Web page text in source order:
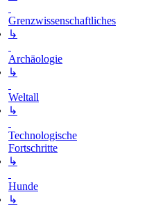
Grenzwissenschaftliches
↳
Archäologie
↳
Weltall
↳
Technologische
Fortschritte
↳
Hunde
↳